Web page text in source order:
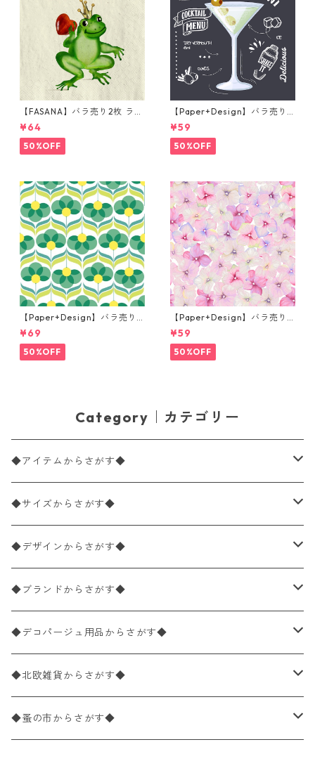
【FASANA】バラ売り2枚 ラン
チサイズ ペーパーナプキン Fr
og prince ナチュラル
¥64
50%OFF
【Paper+Design】バラ売り2
枚 カクテルサイズ ペーパーナ
プキン Martini ブラック
¥59
50%OFF
【Paper+Design】バラ売り2
枚 ランチサイズ ペーパーナプ
キン Geo Flowers グリーン
¥69
50%OFF
【Paper+Design】バラ売り2
枚 カクテルサイズ ペーパーナ
プキン Small blossoms ピン
ク
¥59
50%OFF
Category｜カテゴリー
◆アイテムからさがす◆
ペーパーナプキン2枚バラ売り
ペーパーナプキン1枚バラ売り
ペーパーナプキン20枚入りパック
ペーパーナプキン10枚入りパック
ライスペーパー
ペーパーリネンナプキン
◆サイズからさがす◆
33×33cm（ランチサイズ）
バラ売り
パック売り
25×25cm（カクテルサイズ）
バラ売り
パック売り
40×40cm（ディナーサイズ）
バラ売り
パック売り
21×21cm（ポケットサイズ）
バラ売り
33cm（ラウンド）
◆デザインからさがす◆
花柄
植物・グリーン柄
動物・鳥・昆虫・蝶柄
海・魚柄
◆ブランドからさがす◆
ドイツ製 IHR/イア
ランチサイズ
カクテルサイズ
ドイツ製 Ambiente/アンビエンテ
ランチサイズ
ドイツ製 Paperproducts Design
◆デコパージュ用品からさがす◆
デコパージュ液
デコパージュ下地
◆北欧雑貨からさがす◆
シリコンモールド
◆蚤の市からさがす◆